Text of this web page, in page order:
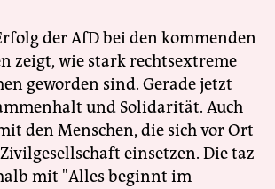
der AfD bei den kommenden
zeigt, wie stark rechtsextreme
geworden sind. Gerade jetzt
und Solidarität. Auch
den Menschen, die sich vor Ort
einsetzen. Die taz
mit "Alles beginnt im